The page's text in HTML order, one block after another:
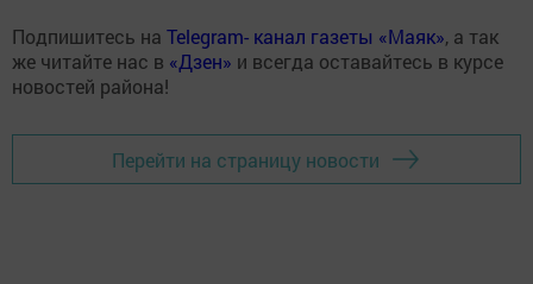
Подпишитесь на Telegram- канал газеты «Маяк», а так
же читайте нас в «Дзен» и всегда оставайтесь в курсе
новостей района!
Перейти на страницу новости